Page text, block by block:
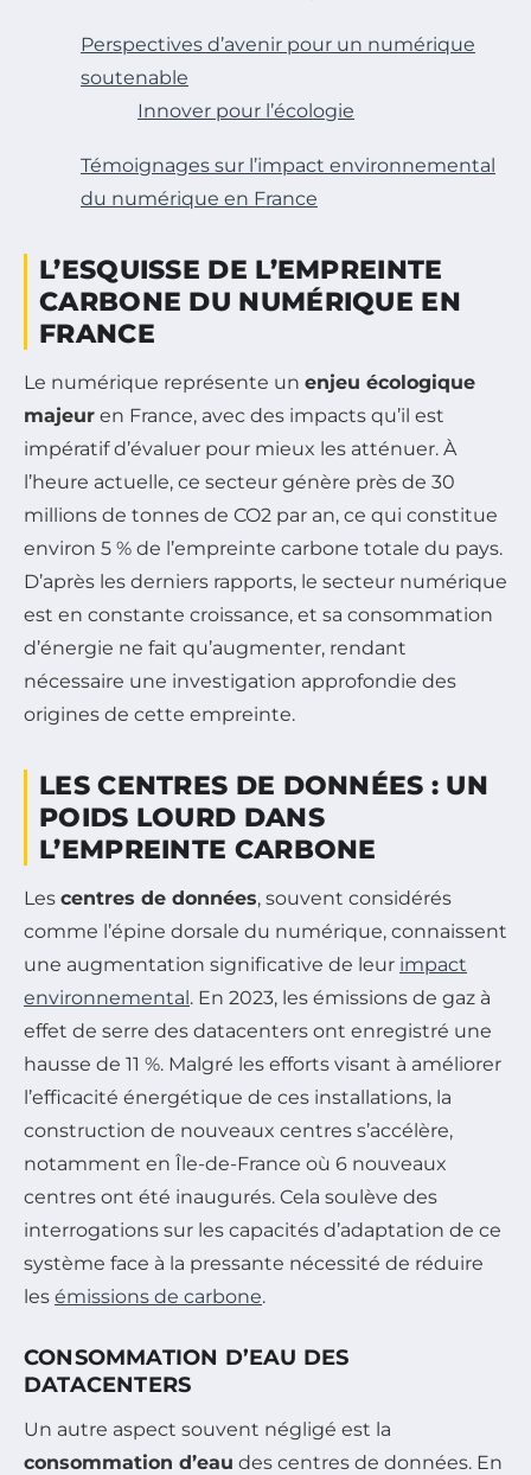
Perspectives d’avenir pour un numérique
soutenable
Innover pour l’écologie
Témoignages sur l’impact environnemental
du numérique en France
L’ESQUISSE DE L’EMPREINTE
CARBONE DU NUMÉRIQUE EN
FRANCE
Le numérique représente un enjeu écologique
majeur en France, avec des impacts qu’il est
impératif d’évaluer pour mieux les atténuer. À
l’heure actuelle, ce secteur génère près de 30
millions de tonnes de CO2 par an, ce qui constitue
environ 5 % de l’empreinte carbone totale du pays.
D’après les derniers rapports, le secteur numérique
est en constante croissance, et sa consommation
d’énergie ne fait qu’augmenter, rendant
nécessaire une investigation approfondie des
origines de cette empreinte.
LES CENTRES DE DONNÉES : UN
POIDS LOURD DANS
L’EMPREINTE CARBONE
Les centres de données, souvent considérés
comme l’épine dorsale du numérique, connaissent
une augmentation significative de leur impact
environnemental. En 2023, les émissions de gaz à
effet de serre des datacenters ont enregistré une
hausse de 11 %. Malgré les efforts visant à améliorer
l’efficacité énergétique de ces installations, la
construction de nouveaux centres s’accélère,
notamment en Île-de-France où 6 nouveaux
centres ont été inaugurés. Cela soulève des
interrogations sur les capacités d’adaptation de ce
système face à la pressante nécessité de réduire
les émissions de carbone.
CONSOMMATION D’EAU DES
DATACENTERS
Un autre aspect souvent négligé est la
consommation d’eau des centres de données. En